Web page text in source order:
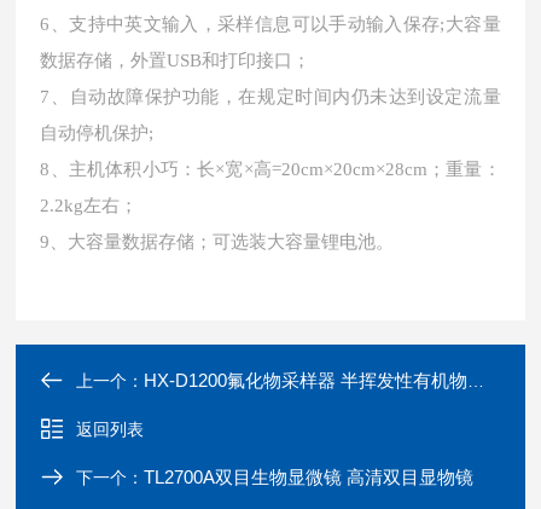
6、支持中英文输入，采样信息可以手动输入保存;大容量
数据存储，外置USB和打印接口；
7、自动故障保护功能，在规定时间内仍未达到设定流量
自动停机保护;
8、主机体积小巧：长×宽×高=20cm×20cm×28cm；重量：
2.2kg左右；
9、大容量数据存储；可选装大容量锂电池。
上一个： HX-D1200氟化物采样器 半挥发性有机物采集
返回列表
下一个：TL2700A双目生物显微镜 高清双目显物镜